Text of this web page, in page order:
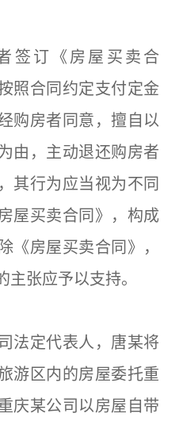
订《房屋买卖合
照合同约定支付定金
购房者同意，擅自以
由，主动退还购房者
其行为应当视为不同
屋买卖合同》，构成
《房屋买卖合同》，
张应予以支持。
定代表人，唐某将
游区内的房屋委托重
庆某公司以房屋自带